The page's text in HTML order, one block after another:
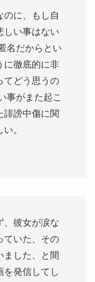
のに、もし自
しい事はない
名だからとい
に徹底的に非
てどう思うの
事がまた起こ
誹謗中傷に関
。
、彼女が涙な
ていた、その
ました、と間
を発信してし